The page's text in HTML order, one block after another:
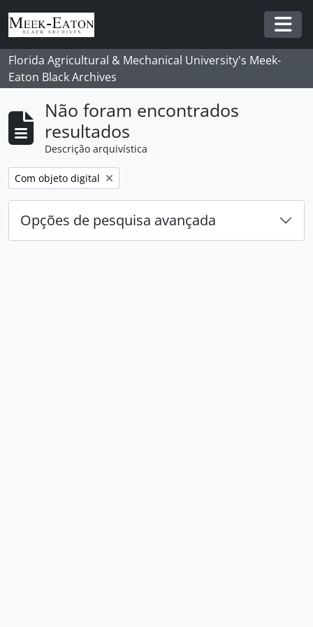
Skip to main content
Florida Agricultural & Mechanical University's Meek-
Eaton Black Archives
Não foram encontrados
resultados
Descrição arquivística
Remover filtro:
Com objeto digital
Opções de pesquisa avançada